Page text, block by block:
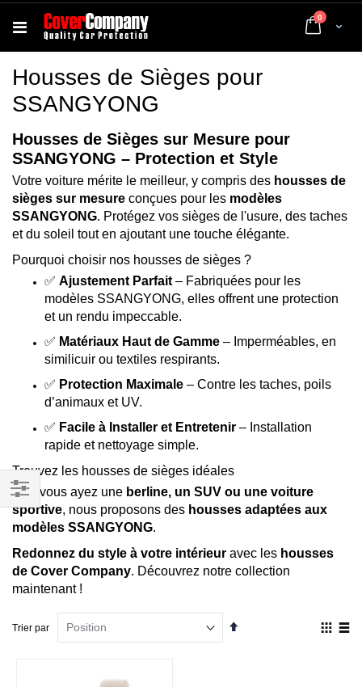
Cart
0 articles
Housses de Sièges pour
SSANGYONG
Housses de Sièges sur Mesure pour
SSANGYONG – Protection et Style
Votre voiture mérite le meilleur, y compris des housses de
sièges sur mesure conçues pour les modèles
SSANGYONG. Protégez vos sièges de l'usure, des taches
et du soleil tout en ajoutant une touche élégante.
Pourquoi choisir nos housses de sièges ?
✅ Ajustement Parfait – Fabriquées pour les
modèles SSANGYONG, elles offrent une protection
et un rendu impeccable.
✅ Matériaux Haut de Gamme – Imperméables, en
similicuir ou textiles respirants.
✅ Protection Maximale – Contre les taches, poils
d’animaux et UV.
✅ Facile à Installer et Entretenir – Installation
rapide et nettoyage simple.
Trouvez les housses de sièges idéales
Que vous ayez une berline, un SUV ou une voiture
sportive, nous proposons des housses adaptées aux
modèles SSANGYONG.
Redonnez du style à votre intérieur avec les housses
de Cover Company. Découvrez notre collection
maintenant !
Trier par
Par
Filtrer
par